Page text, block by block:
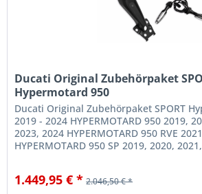
Ducati Original Zubehörpaket
Hypermotard 950
Ducati Original Zubehörpaket SPORT
2019 - 2024 HYPERMOTARD 950 2019,
2023, 2024 HYPERMOTARD 950 RVE
HYPERMOTARD 950 SP 2019, 2020,
1.449,95 € * 2.046,50 € *